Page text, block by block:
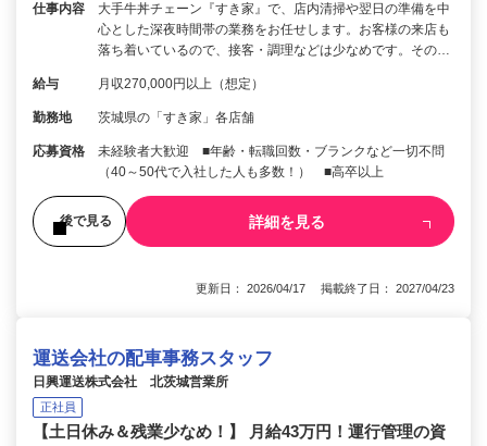
仕事内容
大手牛丼チェーン『すき家』で、店内清掃や翌日の準備を中
心とした深夜時間帯の業務をお任せします。お客様の来店も
落ち着いているので、接客・調理などは少なめです。その…
給与 月収270,000円以上（想定）
勤務地 茨城県の「すき家」各店舗
応募資格
未経験者大歓迎 ■年齢・転職回数・ブランクなど一切不問
（40～50代で入社した人も多数！） ■高卒以上
後で見る 詳細を見る
更新日： 2026/04/17 掲載終了日： 2027/04/23
運送会社の配車事務スタッフ
日興運送株式会社 北茨城営業所
正社員
【土日休み＆残業少なめ！】 月給43万円！運行管理の資